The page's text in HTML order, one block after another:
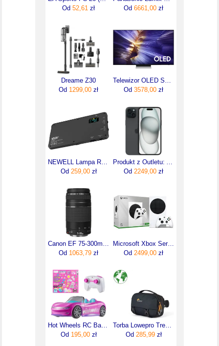
Od 52,61 zł
Od 6661,00 zł
Dreame Z30
Od 1299,00 zł
Telewizor OLED Samsung QE55S90FAEXXH 55 cali 4K UHD
Od 3578,00 zł
NEWELL Lampa RGB-W Rangha NL2399
Od 259,00zł
Produkt z Outletu: Apple Iphone 15 Plus 128Gb Czarny Black
Od 2249,00 zł
Canon EF 75-300mm f/4-5.6 III (6473A015)
Od 1063,79 zł
Microsoft Xbox Series S 1TB Biała
Od 2499,00 zł
Hot Wheels RC Barbie Zdalnie sterowany samochód JBH05
Od 195,00zł
Torba Lowepro Trekker LT HP 100 Black
Od 285,99zł